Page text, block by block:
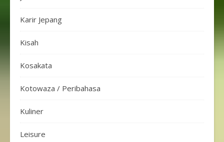
Karir Jepang
Kisah
Kosakata
Kotowaza / Peribahasa
Kuliner
Leisure